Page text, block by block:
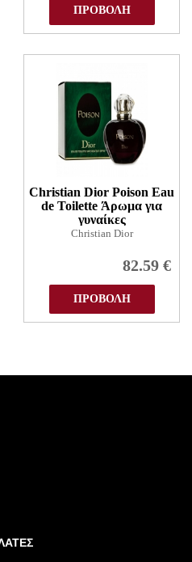
ΠΡΟΒΟΛΗ
Christian Dior Poison Eau
de Toilette Άρωμα για
γυναίκες
Christian Dior
82.59 €
ΠΡΟΒΟΛΗ